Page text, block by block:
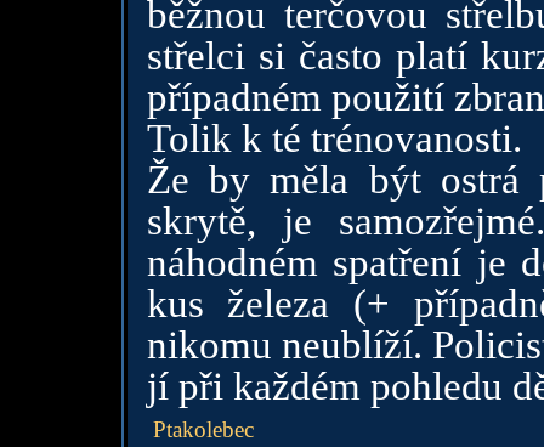
běžnou terčovou
střelci si často platí
případném použití
Tolik k té trénovanosti.
Že by měla být ostrá
skrytě, je
náhodném spatření je
kus železa (+
nikomu neublíží.
jí při každém pohledu
Ptakolebec